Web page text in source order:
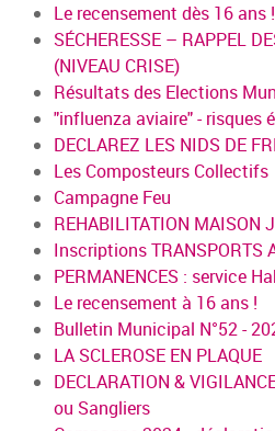
Le recensement dès 16 ans !
SÉCHERESSE – RAPPEL
(NIVEAU CRISE)
Résultats des Elections
"influenza aviaire" - risques
DECLAREZ LES NIDS DE
Les Composteurs Collectifs
Campagne Feu
REHABILITATION MAISON
Inscriptions TRANSPORTS
PERMANENCES : service
Le recensement à 16 ans !
Bulletin Municipal N°52 -
LA SCLEROSE EN PLAQUE
DECLARATION &
ou Sangliers